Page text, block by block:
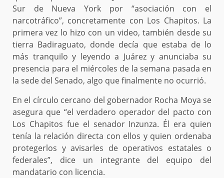
Sur de Nueva York por “asociación con el
narcotráfico”, concretamente con Los Chapitos. La
primera vez lo hizo con un video, también desde su
tierra Badiraguato, donde decía que estaba de lo
más tranquilo y leyendo a Juárez y anunciaba su
presencia para el miércoles de la semana pasada en
la sede del Senado, algo que finalmente no ocurrió.
En el círculo cercano del gobernador Rocha Moya se
asegura que “el verdadero operador del pacto con
Los Chapitos fue el senador Inzunza. Él era quien
tenía la relación directa con ellos y quien ordenaba
protegerlos y avisarles de operativos estatales o
federales”, dice un integrante del equipo del
mandatario con licencia.